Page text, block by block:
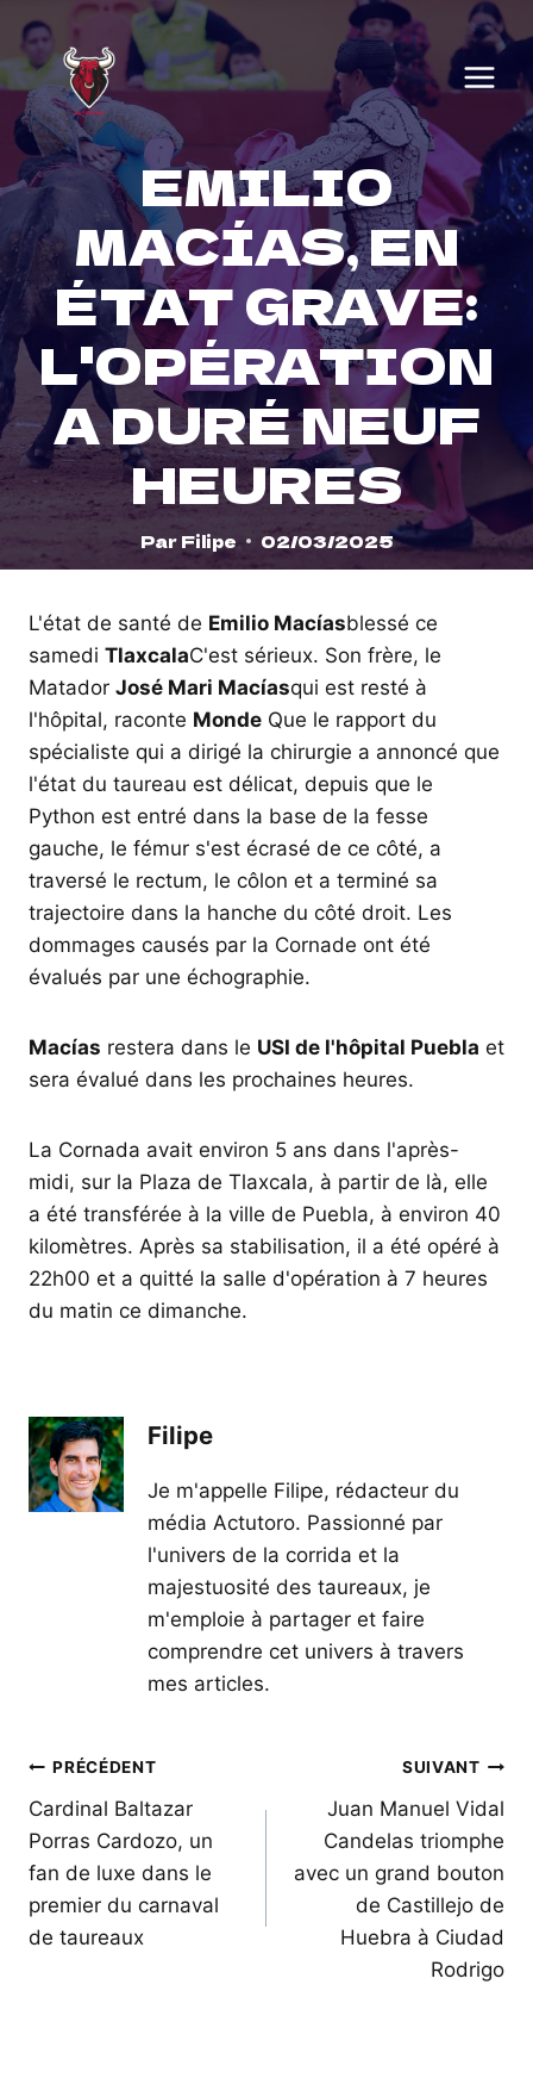
Skip
content
EMILIO
MACÍAS, EN
ÉTAT GRAVE:
L'OPÉRATION
A DURÉ NEUF
HEURES
Par Filipe 02/03/2025
L'état de santé de Emilio Macíasblessé ce
samedi TlaxcalaC'est sérieux. Son frère, le
Matador José Mari Macíasqui est resté à
l'hôpital, raconte Monde Que le rapport du
spécialiste qui a dirigé la chirurgie a annoncé que
l'état du taureau est délicat, depuis que le
Python est entré dans la base de la fesse
gauche, le fémur s'est écrasé de ce côté, a
traversé le rectum, le côlon et a terminé sa
trajectoire dans la hanche du côté droit. Les
dommages causés par la Cornade ont été
évalués par une échographie.
Macías restera dans le USI de l'hôpital Puebla et
sera évalué dans les prochaines heures.
La Cornada avait environ 5 ans dans l'après-
midi, sur la Plaza de Tlaxcala, à partir de là, elle
a été transférée à la ville de Puebla, à environ 40
kilomètres. Après sa stabilisation, il a été opéré à
22h00 et a quitté la salle d'opération à 7 heures
du matin ce dimanche.
Filipe
Je m'appelle Filipe, rédacteur du
média Actutoro. Passionné par
l'univers de la corrida et la
majestuosité des taureaux, je
m'emploie à partager et faire
comprendre cet univers à travers
mes articles.
Navigation
de
l’article
PRÉCÉDENT
Cardinal Baltazar
Porras Cardozo, un
fan de luxe dans le
premier du carnaval
de taureaux
SUIVANT
Juan Manuel Vidal
Candelas triomphe
avec un grand bouton
de Castillejo de
Huebra à Ciudad
Rodrigo